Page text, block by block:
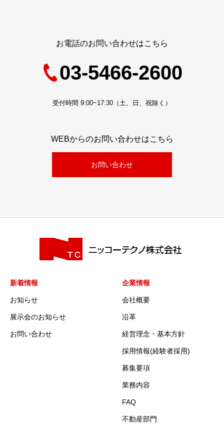
お電話のお問い合わせはこちら
03-5466-2600
受付時間 9:00~17:30（土、日、祝除く）
WEBからのお問い合わせはこちら
お問い合わせ
新着情報
お知らせ
展示会のお知らせ
お問い合わせ
企業情報
会社概要
沿革
経営理念・基本方針
採用情報(経験者採用)
募集要項
業務内容
FAQ
不動産部門